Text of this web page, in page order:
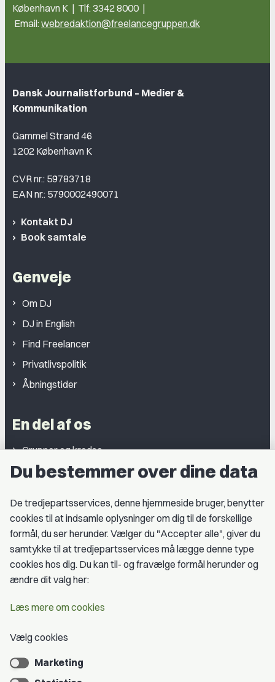
København K | Tlf: 3342 8000 |
Email: webredaktion@freelancegruppen.dk
Dansk Journalistforbund – Medier &
Kommunikation
Gammel Strand 46
1202 København K
CVR nr.: 59783718
EAN nr.: 5790002490071
Kontakt DJ
Book samtale
Genveje
Om DJ
DJ in English
Find Freelancer
Privatlivspolitik
Åbningstider
En del af os
Grupper og kredse
Studentergrupper
Medlemskab
Fordele som medlem
Kontingent
Bliv medlem
Du bestemmer over dine data
De tredjepartsservices, denne hjemmeside bruger, benytter
cookies til at indsamle oplysninger om dig til de forskellige
formål, du ser herunder. Vælger du "Accepter alle", giver du
samtykke til at tredjepartsservices må lægge denne type
cookies hos dig. Du kan til- og fravælge formål herunder og
ændre dit valg her:
Læs mere om cookies
Vælg cookies
Marketing